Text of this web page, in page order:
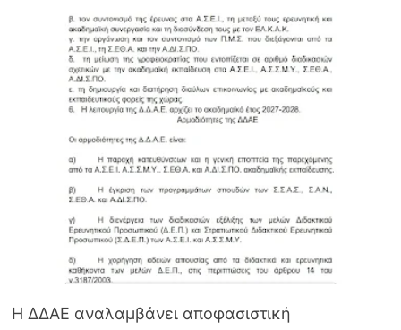
Η ΔΔΑΕ αναλαμβάνει αποφασιστική